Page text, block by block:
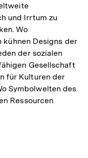
Auflösung
der
Fußnote
und Irrtum zu
Wo
kühnen Designs der
der sozialen
Gesellschaft
für Kulturen der
Symbolwelten des
Ressourcen